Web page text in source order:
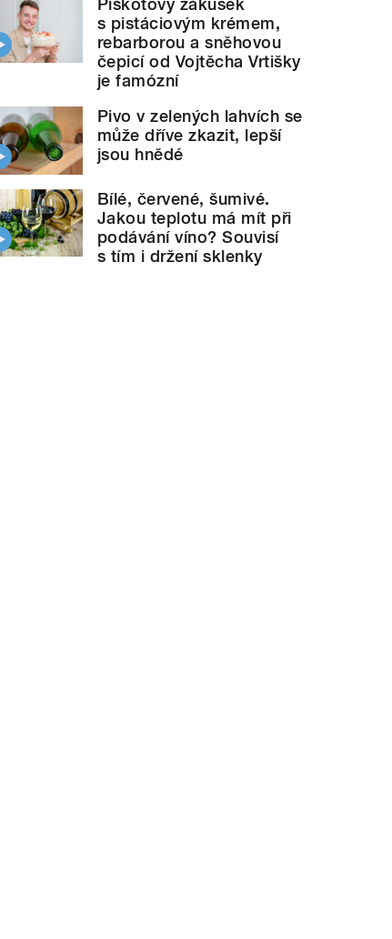
Piškotový zákusek
s pistáciovým krémem,
rebarborou a sněhovou
čepicí od Vojtěcha Vrtišky
je famózní
Pivo v zelených lahvích se
může dříve zkazit, lepší
jsou hnědé
Bílé, červené, šumivé.
Jakou teplotu má mít při
podávání víno? Souvisí
s tím i držení sklenky